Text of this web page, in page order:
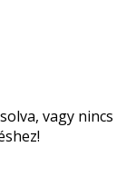
vagy nincs